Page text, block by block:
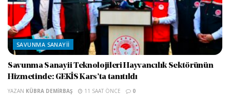
SAVUNMA SANAYII
Savunma Sanayii Teknolojileri Hayvancılık Sektörünün
Hizmetinde: GEKİS Kars’ta tanıtıldı
YAZAN KÜBRA DEMIRBAŞ 11 SAAT ÖNCE 0